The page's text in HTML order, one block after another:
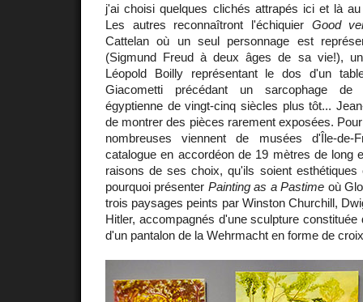
j'ai choisi quelques clichés attrapés ici et là
Les autres reconnaîtront l'échiquier Good
Cattelan où un seul personnage est
(Sigmund Freud à deux âges de sa vie!),
Léopold Boilly représentant le dos d'un
Giacometti précédant un sarcophage de
égyptienne de vingt-cinq siècles plus tôt...
de montrer des pièces rarement exposées.
nombreuses viennent de musées d'Île-de-
catalogue en accordéon de 19 mètres de long
raisons de ses choix, qu'ils soient esthétiques
pourquoi présenter Painting as a Pastime où
trois paysages peints par Winston Churchill,
Hitler, accompagnés d'une sculpture
d'un pantalon de la Wehrmacht en forme de